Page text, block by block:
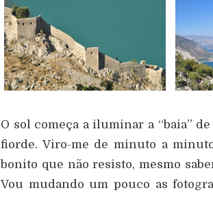
O sol começa a iluminar a “baia”
fiorde. Viro-me de minuto a
bonito que não resisto, mesmo
Vou mudando um pouco as